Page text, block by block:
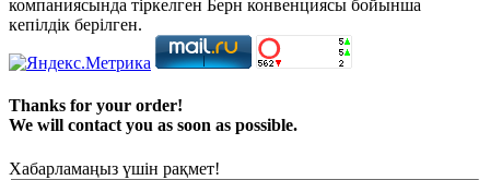
компаниясында тіркелген Берн конвенциясы бойынша
кепілдік берілген.
Thanks for your order!
We will contact you as soon as possible.
Хабарламаңыз үшін рақмет!